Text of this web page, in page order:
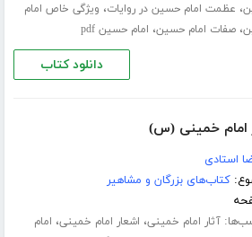
، عظمت امام حسین در روایات، ویژگی خاص امام
،صفات امام حسین، امام حسین pdf
دانلود کتاب
امام خمینی (س)
استادى
کتاب‌های بزرگان و مشاهیر
آثار امام خمینی، اشعار امام خمینی، امام